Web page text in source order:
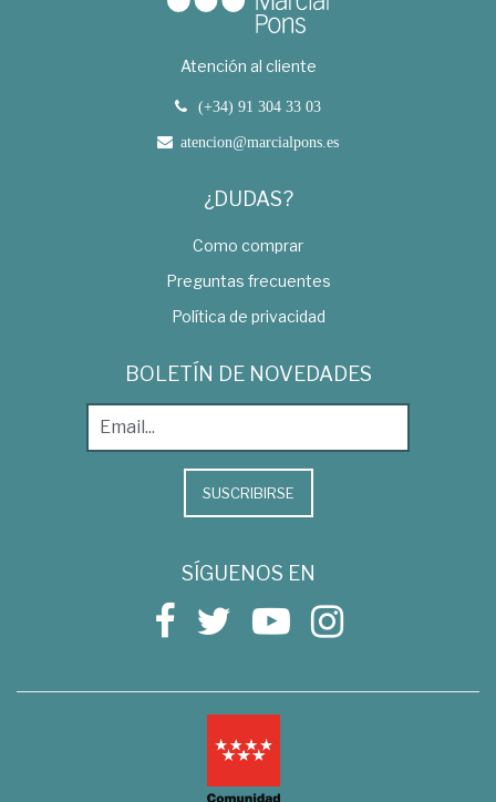
Atención al cliente
(+34) 91 304 33 03
atencion@marcialpons.es
¿DUDAS?
Como comprar
Preguntas frecuentes
Política de privacidad
BOLETÍN DE NOVEDADES
SUSCRIBIRSE
SÍGUENOS EN